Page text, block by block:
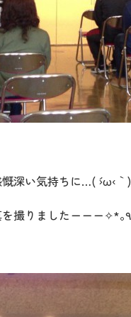
深い気持ちに…( ´›ω‹｀)